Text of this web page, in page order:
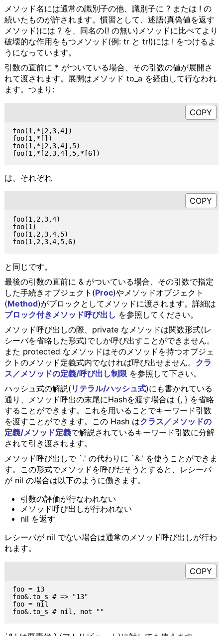
メソッド名には通常の識別子の他、識別子に ? または ! の
続いたものが許されます。慣習として、述語(真偽値を返す
メソッド)には ? を、同名の(! の無い)メソッドに比べてより
破壊的な作用をもつメソッド(例: tr と tr!)には ! をつけるよ
うになっています。
引数の直前に * がついている場合、その引数の値が展開さ
れて渡されます。展開はメソッド to_a を経由して行なわれ
ます。つまり:
foo(1,*[2,3,4])
foo(1,*[])
foo(1,*[2,3,4],5)
は、それぞれ
foo(1,2,3,4)
foo(1)
foo(1,2,3,4,5)
と同じです。
最後の引数の直前に & がついている場合、その引数で指定
した手続きオブジェクト(Proc)やメソッドオブジェクト
(Method)がブロックとしてメソッドに渡されます。詳細は
ブロック付きメソッド呼び出し を参照してください。
メソッド呼び出しの際、private なメソッドは関数形式(レ
シーバを省略した形式)でしか呼び出すことができません。
また protected なメソッドはそのメソッドを持つオブジェ
クトのメソッド定義式内でなければ呼び出せません。 クラ
ス／メソッドの定義/呼び出し制限 を参照して下さい。
ハッシュ式の解説( リテラル/ハッシュ式)にも書かれている
通り、メソッド呼出の末尾にHashを渡す場合は {, } を省略
することができます。これを用いることでキーワード引数
を渡すことができます。この Hash はクラス／メソッドの
定義/メソッド定義で解説されているキーワード引数に分解
されて引き渡されます。
メソッド呼び出しで `.' の代わりに `&.' を使うことができま
す。この形式でメソッドを呼びだそうとすると、レシーバ
が nil の場合は以下のように働きます。
引数の評価が行なわれない
メソッド呼び出しが行われない
nil を返す
レシーバが nil でない場合は通常のメソッド呼び出しが行わ
れます。
foo = 13
foo&.to_s # => "13"
foo = nil